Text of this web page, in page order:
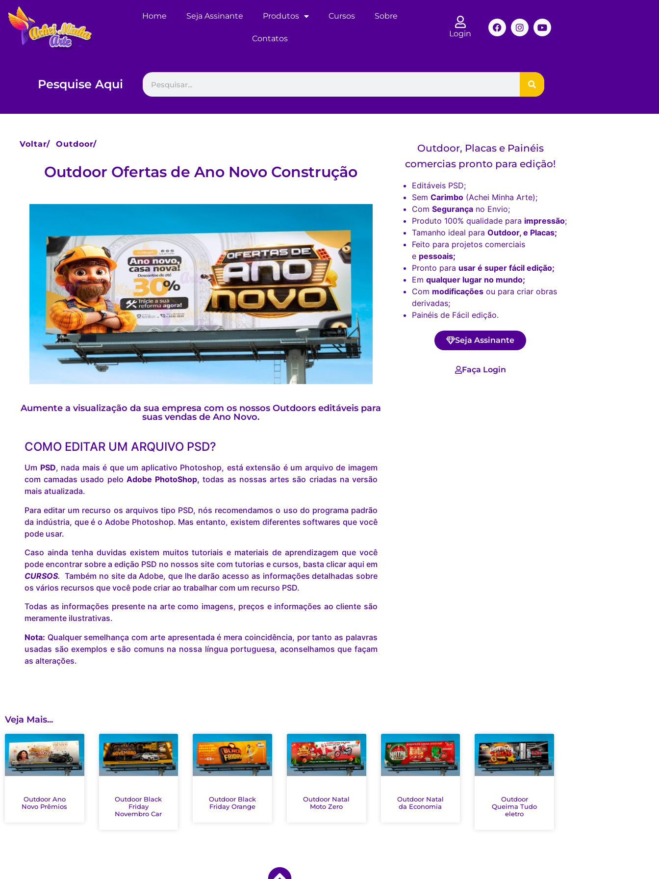
Home Seja Assinante Produtos Cursos Sobre
Contatos
Login
Pesquise Aqui
Voltar/ Outdoor/
Outdoor Ofertas de Ano Novo Construção
Aumente a visualização da sua empresa com os nossos Outdoors editáveis para
suas vendas de Ano Novo.
COMO EDITAR UM ARQUIVO PSD?
Um PSD, nada mais é que um aplicativo Photoshop, está extensão é um arquivo de imagem
com camadas usado pelo Adobe PhotoShop, todas as nossas artes são criadas na versão
mais atualizada.
Para editar um recurso os arquivos tipo PSD, nós recomendamos o uso do programa padrão
da indústria, que é o Adobe Photoshop. Mas entanto, existem diferentes softwares que você
pode usar.
Caso ainda tenha duvidas existem muitos tutoriais e materiais de aprendizagem que você
pode encontrar sobre a edição PSD no nossos site com tutorias e cursos, basta clicar aqui em
CURSOS. Também no site da Adobe, que lhe darão acesso as informações detalhadas sobre
os vários recursos que você pode criar ao trabalhar com um recurso PSD.
Todas as informações presente na arte como imagens, preços e informações ao cliente são
meramente ilustrativas.
Nota: Qualquer semelhança com arte apresentada é mera coincidência, por tanto as palavras
usadas são exemplos e são comuns na nossa língua portuguesa, aconselhamos que façam
as alterações.
Outdoor, Placas e Painéis
comercias pronto para edição!
Editáveis PSD;
Sem Carimbo(Achei Minha Arte);
Com Segurançano Envio;
Produto 100% qualidade para impressão;
Tamanho ideal para Outdoor, e Placas;
Feito para projetos comerciais
e pessoais;
Pronto para usar é super fácil edição;
Em qualquer lugar no mundo;
Com modificaçõesou para criar obras
derivadas;
Painéis de Fácil edição.
Seja Assinante
Faça Login
Veja Mais...
Outdoor Ano
Novo Prêmios
Outdoor Black
Friday
Novembro Car
Outdoor Black
Friday Orange
Outdoor Natal
Moto Zero
Outdoor Natal
da Economia
Outdoor
Queima Tudo
eletro